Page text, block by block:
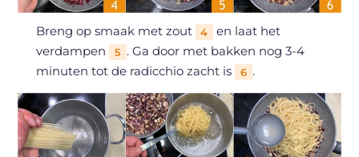
Breng op smaak met zout 4
en laat het
verdampen
5 . Ga door met bakken nog 3-4
minuten tot de radicchio zacht is
6 .